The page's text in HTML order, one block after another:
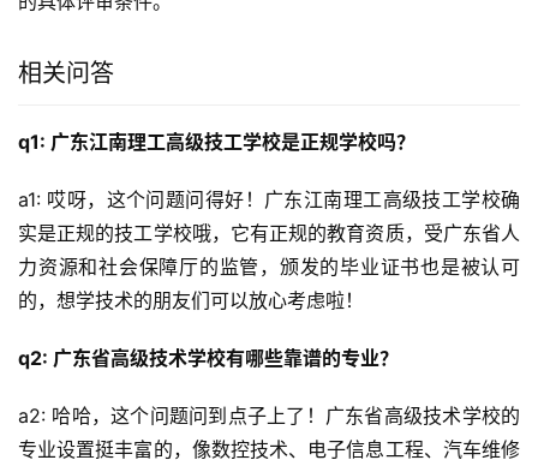
相关问答
q1: 广东江南理工高级技工学校是正规学校吗？
a1: 哎呀，这个问题问得好！广东江南理工高级技工学校确
实是正规的技工学校哦，它有正规的教育资质，受广东省人
力资源和社会保障厅的监管，颁发的毕业证书也是被认可
的，想学技术的朋友们可以放心考虑啦！
q2: 广东省高级技术学校有哪些靠谱的专业？
a2: 哈哈，这个问题问到点子上了！广东省高级技术学校的
专业设置挺丰富的，像数控技术、电子信息工程、汽车维修